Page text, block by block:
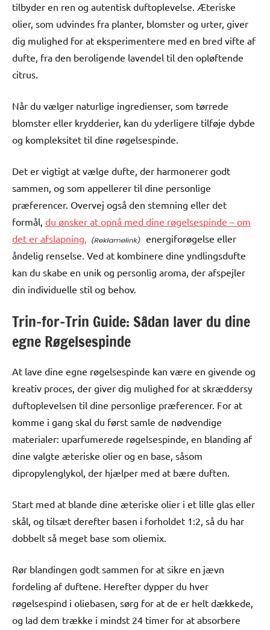
tilbyder en ren og autentisk duftoplevelse. Æteriske
olier, som udvindes fra planter, blomster og urter, giver
dig mulighed for at eksperimentere med en bred vifte af
dufte, fra den beroligende lavendel til den opløftende
citrus.
Når du vælger naturlige ingredienser, som tørrede
blomster eller krydderier, kan du yderligere tilføje dybde
og kompleksitet til dine røgelsespinde.
Det er vigtigt at vælge dufte, der harmonerer godt
sammen, og som appellerer til dine personlige
præferencer. Overvej også den stemning eller det
formål, du ønsker at opnå med dine røgelsespinde – om
det er afslapning,
energiforøgelse eller
åndelig renselse. Ved at kombinere dine yndlingsdufte
kan du skabe en unik og personlig aroma, der afspejler
din individuelle stil og behov.
Trin-for-Trin Guide: Sådan laver du dine
egne Røgelsespinde
At lave dine egne røgelsespinde kan være en givende og
kreativ proces, der giver dig mulighed for at skræddersy
duftoplevelsen til dine personlige præferencer. For at
komme i gang skal du først samle de nødvendige
materialer: uparfumerede røgelsespinde, en blanding af
dine valgte æteriske olier og en base, såsom
dipropylenglykol, der hjælper med at bære duften.
Start med at blande dine æteriske olier i et lille glas eller
skål, og tilsæt derefter basen i forholdet 1:2, så du har
dobbelt så meget base som oliemix.
Rør blandingen godt sammen for at sikre en jævn
fordeling af duftene. Herefter dypper du hver
røgelsespind i oliebasen, sørg for at de er helt dækkede,
og lad dem trække i mindst 24 timer for at absorbere